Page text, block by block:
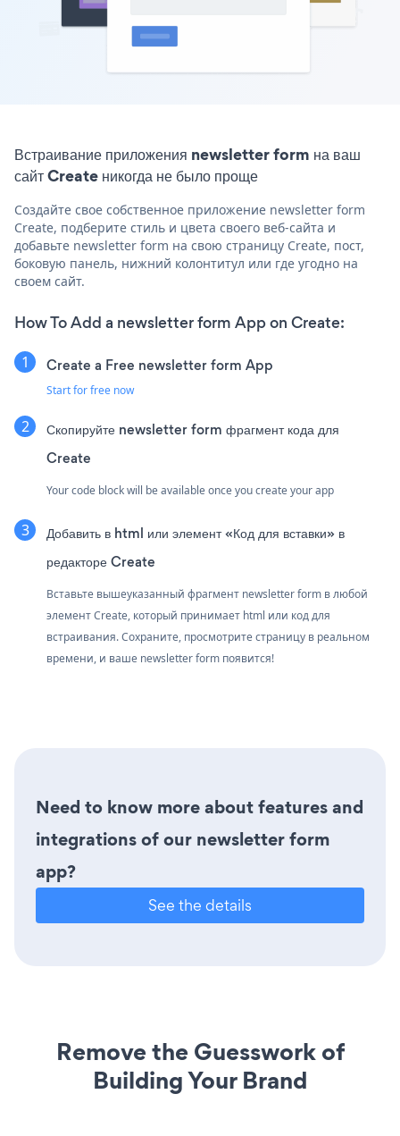
Встраивание приложения newsletter form на ваш
сайт Create никогда не было проще
Создайте свое собственное приложение newsletter form
Create, подберите стиль и цвета своего веб-сайта и
добавьте newsletter form на свою страницу Create, пост,
боковую панель, нижний колонтитул или где угодно на
своем сайт.
How To Add a newsletter form App on Create:
Create a Free newsletter form App
Start for free now
Скопируйте newsletter form фрагмент кода для
Create
Your code block will be available once you create your app
Добавить в html или элемент «Код для вставки» в
редакторе Create
Вставьте вышеуказанный фрагмент newsletter form в любой
элемент Create, который принимает html или код для
встраивания. Сохраните, просмотрите страницу в реальном
времени, и ваше newsletter form появится!
Need to know more about features and
integrations of our newsletter form
app?
See the details
Remove the Guesswork of
Building Your Brand